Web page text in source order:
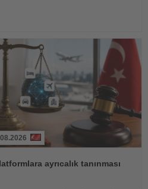
ayrıcalık tanınması